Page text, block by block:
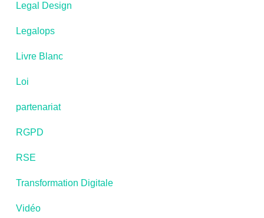
Legal Design
Legalops
Livre Blanc
Loi
partenariat
RGPD
RSE
Transformation Digitale
Vidéo